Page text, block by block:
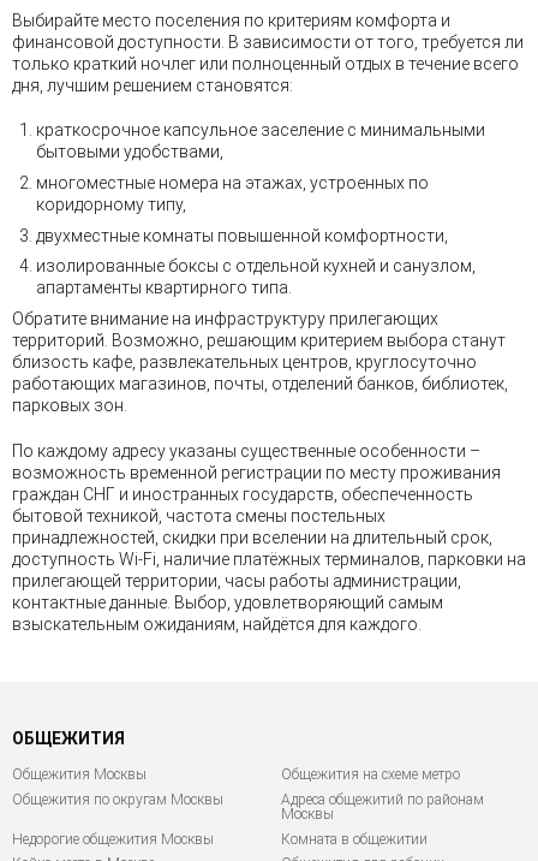
Выбирайте место поселения по критериям комфорта и
финансовой доступности. В зависимости от того, требуется ли
только краткий ночлег или полноценный отдых в течение всего
дня, лучшим решением становятся:
краткосрочное капсульное заселение с минимальными
бытовыми удобствами,
многоместные номера на этажах, устроенных по
коридорному типу,
двухместные комнаты повышенной комфортности,
изолированные боксы с отдельной кухней и санузлом,
апартаменты квартирного типа.
Обратите внимание на инфраструктуру прилегающих
территорий. Возможно, решающим критерием выбора станут
близость кафе, развлекательных центров, круглосуточно
работающих магазинов, почты, отделений банков, библиотек,
парковых зон.
По каждому адресу указаны существенные особенности –
возможность временной регистрации по месту проживания
граждан СНГ и иностранных государств, обеспеченность
бытовой техникой, частота смены постельных
принадлежностей, скидки при вселении на длительный срок,
доступность Wi-Fi, наличие платёжных терминалов, парковки на
прилегающей территории, часы работы администрации,
контактные данные. Выбор, удовлетворяющий самым
взыскательным ожиданиям, найдётся для каждого.
ОБЩЕЖИТИЯ
Общежития Москвы
Общежития на схеме метро
Общежития по округам Москвы
Адреса общежитий по районам
Москвы
Недорогие общежития Москвы
Комната в общежитии